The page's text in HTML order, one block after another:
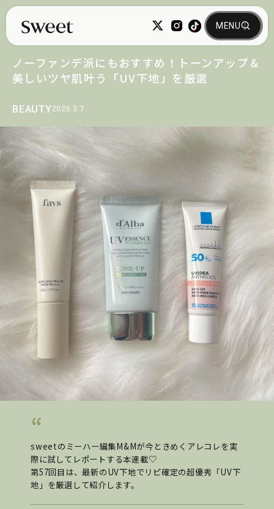
BEAUTY2025.3.7
ノーファンデ派にもおすすめ！トーンアップ＆
美しいツヤ肌叶う「UV下地」を厳選
sweetのミーハー編集M&Mが今ときめくアレコレを実
際に試してレポートする本連載♡
第57回目は、最新のUV下地でリピ確定の超優秀「UV下
地」を厳選して紹介します。